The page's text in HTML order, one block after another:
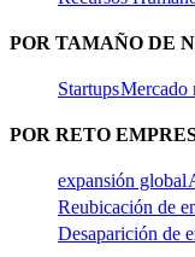
POR TAMAÑO DE
Startups​​Mercado
POR RETO
expansión global​​
Reubicación de
Desaparición de